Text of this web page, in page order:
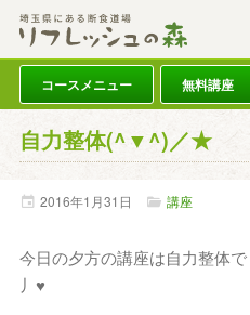
コースメニュー 無料講座
自力整体(^▼^)／★
2016年1月31日 講座
今日の夕方の講座は自力整体
丿♥